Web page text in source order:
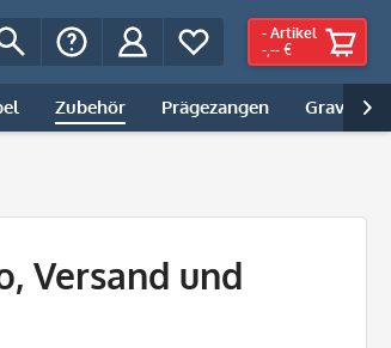
- Artikel
-,-- €
Zubehör Prägezangen Gravur |

Versand und